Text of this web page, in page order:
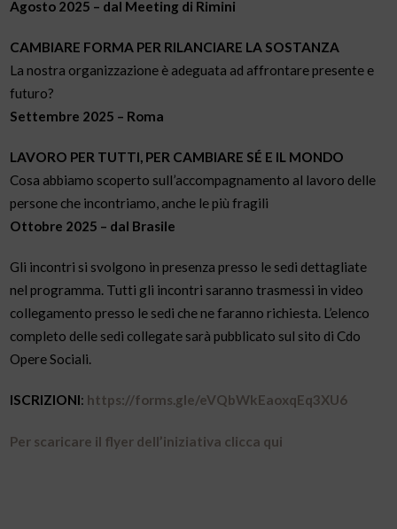
Agosto 2025 – dal Meeting di Rimini
CAMBIARE FORMA PER RILANCIARE LA SOSTANZA
La nostra organizzazione è adeguata ad affrontare presente e
futuro?
Settembre 2025 – Roma
LAVORO PER TUTTI, PER CAMBIARE SÉ E IL MONDO
Cosa abbiamo scoperto sull’accompagnamento al lavoro delle
persone che incontriamo, anche le più fragili
Ottobre 2025 – dal Brasile
Gli incontri si svolgono in presenza presso le sedi dettagliate
nel programma. Tutti gli incontri saranno trasmessi in video
collegamento presso le sedi che ne faranno richiesta. L’elenco
completo delle sedi collegate sarà pubblicato sul sito di Cdo
Opere Sociali.
ISCRIZIONI: https://forms.gle/eVQbWkEaoxqEq3XU6
Per scaricare il flyer dell’iniziativa clicca qui